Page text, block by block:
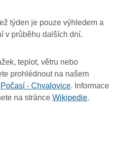
týden je pouze výhledem a
v průběhu dalších dní.
teplot, větru nebo
prohlédnout na našem
Počasí - Chvalovice. Informace
na stránce Wikipedie.